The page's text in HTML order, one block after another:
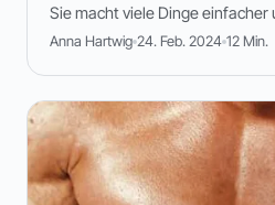
Sie macht viele Dinge einfacher
Anna Hartwig 24. Feb. 2024 12 Min.